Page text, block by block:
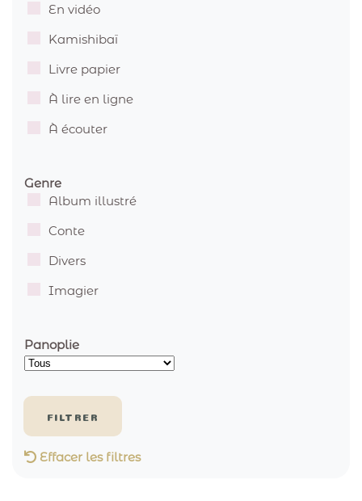
En vidéo
Kamishibaï
Livre papier
À lire en ligne
À écouter
Genre
Album illustré
Conte
Divers
Imagier
Panoplie
Effacer les filtres